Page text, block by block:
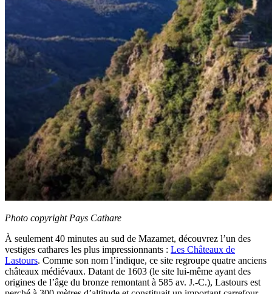
Photo copyright Pays Cathare
À seulement 40 minutes au sud de Mazamet, découvrez l’un des
vestiges cathares les plus impressionnants : Les Châteaux de
Lastours. Comme son nom l’indique, ce site regroupe quatre anciens
châteaux médiévaux. Datant de 1603 (le site lui-même ayant des
origines de l’âge du bronze remontant à 585 av. J.-C.), Lastours est